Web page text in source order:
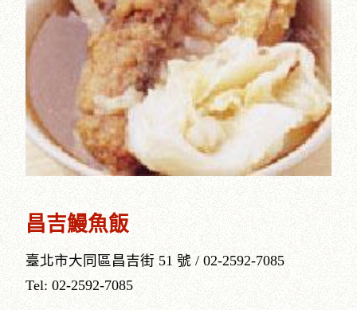
昌吉鰻魚飯
臺北市大同區昌吉街 51 號 / 02-2592-7085
Tel: 02-2592-7085